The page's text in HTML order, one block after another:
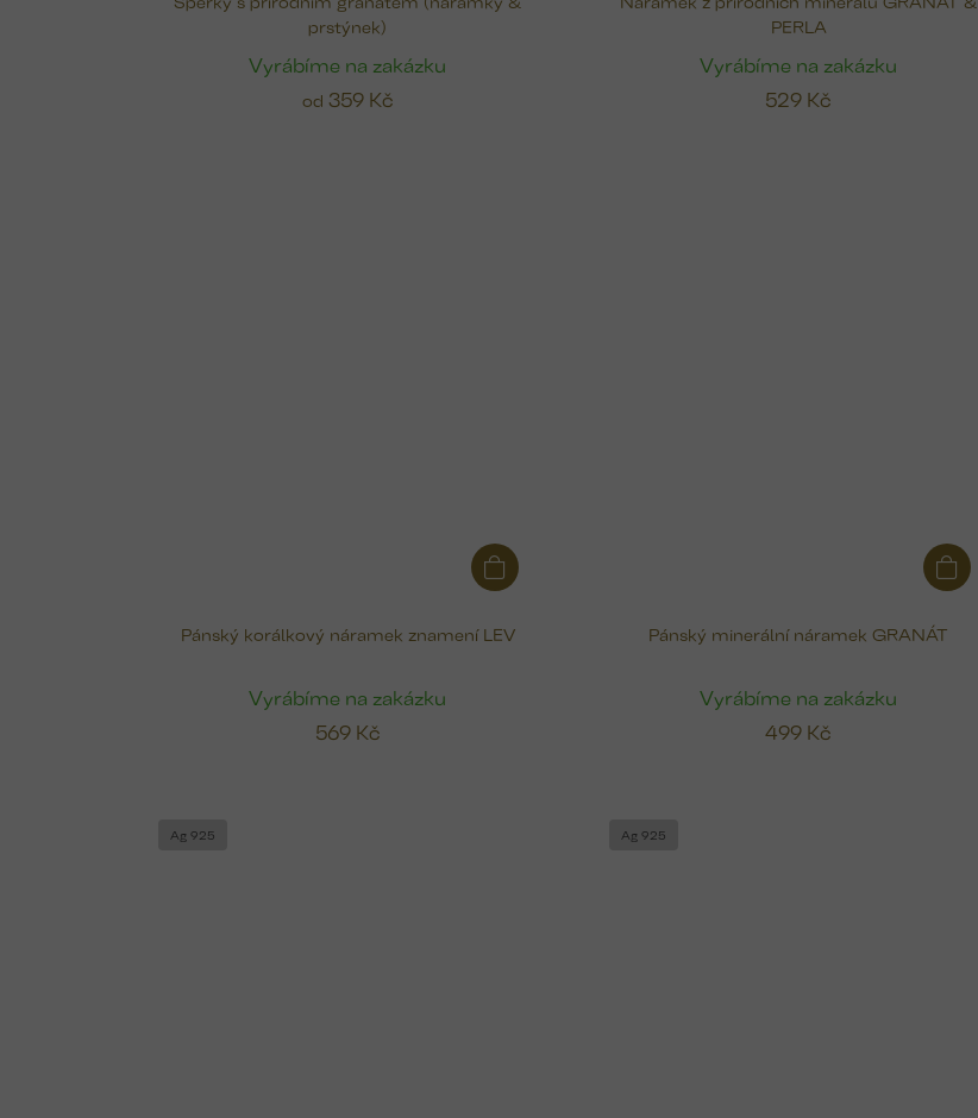
prstýnek)
Vyrábíme na zakázku
od 359 Kč
PERLA
Vyrábíme na zakázku
529 Kč
Pánský korálkový náramek znamení LEV
Vyrábíme na zakázku
569 Kč
Pánský minerální náramek GRANÁT
Vyrábíme na zakázku
499 Kč
Ag 925 Ag 925